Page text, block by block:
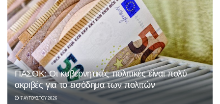
ΠΑΣΟΚ: Οι κυβερνητικές πολιτικές είναι πολύ
ακριβές για το εισόδημα των πολιτών
7 ΑΥΓΟΎΣΤΟΥ 2026